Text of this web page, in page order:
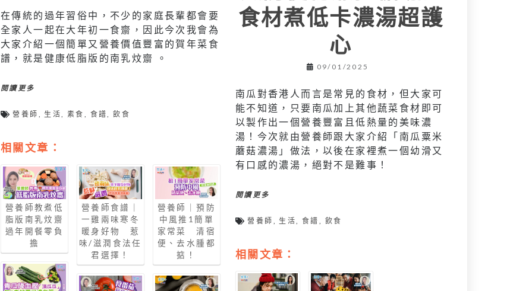
在傳統的過年習俗中，不少的家庭長輩都會要
全家人一起在大年初一食齋，因此今次我會為
大家介紹一個簡單又營養價值豐富的賀年菜食
譜，就是健康低脂版的南乳炆齋 。
閱讀更多
營養師 生活 素食 食譜 ,飲食
相關文章：
營養師教煮低
脂版南乳炆齋
過年開餐零負
擔
營養師食譜｜
一雞兩味寒冬
暖身好物 惹
味/滋潤食法任
君選擇！
營養師｜預防
中風推1簡單
家常菜 清宿
便、去水腫都
掂！
食材煮低卡濃湯超護
心
09/01/2025
南瓜對香港人而言是常見的食材，但大家可
能不知道，只要南瓜加上其他蔬菜食材即可
以製作出一個營養豐富且低熱量的美味濃
湯！今次就由營養師跟大家介紹「南瓜粟米
蘑菇濃湯」做法，以後在家裡煮一個幼滑又
有口感的濃湯，絕對不是難事！
閱讀更多
營養師 , 生活, 食譜 , 飲食
相關文章：